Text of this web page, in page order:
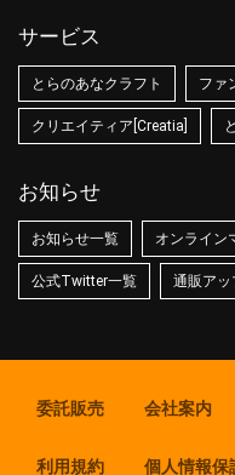
サービス
とらのあなクラフト ファ
クリエイティア[Creatia]
お知らせ
お知らせ一覧 オンライン
公式Twitter一覧 通販アッ
委託販売 会社案内
利用規約 個人情報保